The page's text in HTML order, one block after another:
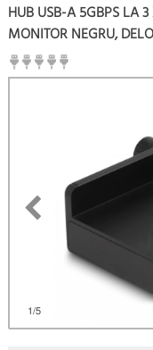
1/5
HUB USB-A 5GBPS LA
MONITOR NEGRU,
(